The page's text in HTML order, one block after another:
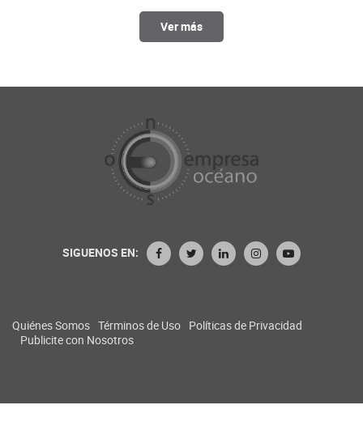
Ver más
SIGUENOS EN:
Quiénes Somos Términos de Uso Políticas de Privacidad
Publicite con Nosotros